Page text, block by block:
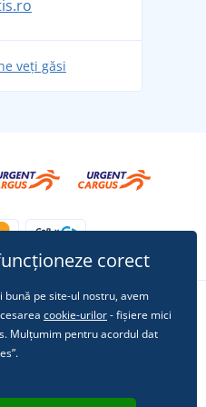
ținute pentru
veți găsi
rețelele sociale
corect
pe site-ul nostru, avem
cookie-urilor- fișiere mici
Mulțumim pentru acordul dat